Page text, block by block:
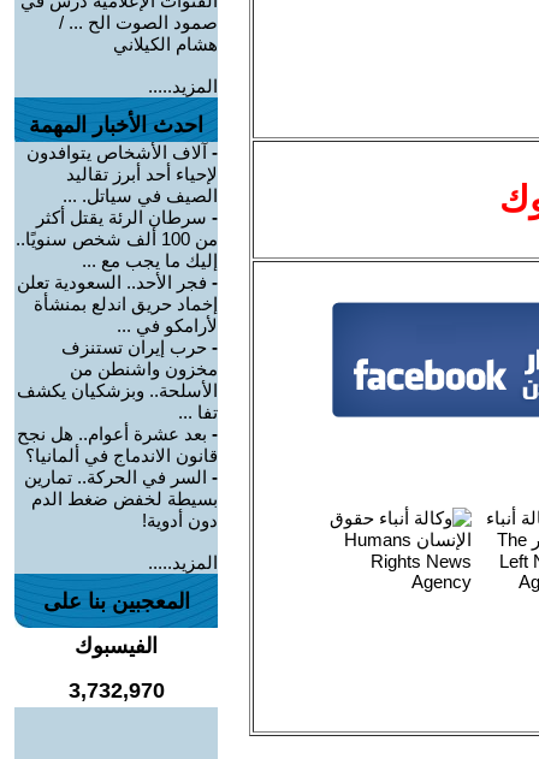
صمود الصوت الح ... /
هشام الكيلاني
المزيد.....
احدث الأخبار المهمة
- آلاف الأشخاص يتوافدون
لإحياء أحد أبرز تقاليد
الصيف في سياتل. ...
- سرطان الرئة يقتل أكثر
من 100 ألف شخص سنويًا..
إليك ما يجب مع ...
- فجر الأحد.. السعودية تعلن
إخماد حريق اندلع بمنشأة
لأرامكو في ...
- حرب إيران تستنزف
مخزون واشنطن من
الأسلحة.. وبزشكيان يكشف
تفا ...
- بعد عشرة أعوام.. هل نجح
قانون الاندماج في ألمانيا؟
- السر في الحركة.. تمارين
بسيطة لخفض ضغط الدم
دون أدوية!
المزيد.....
المعجبين بنا على
الفيسبوك
3,732,970